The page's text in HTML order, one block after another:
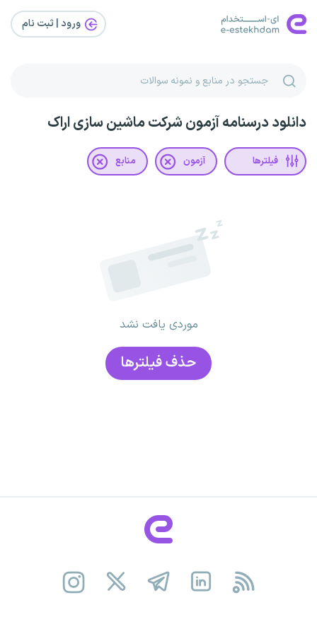
ورود | ثبت‌ نام
دانلود درسنامه آزمون شرکت ماشین سازی اراک
فیلترها آزمون منابع
موردی یافت نشد
حذف فیلتر‌ها